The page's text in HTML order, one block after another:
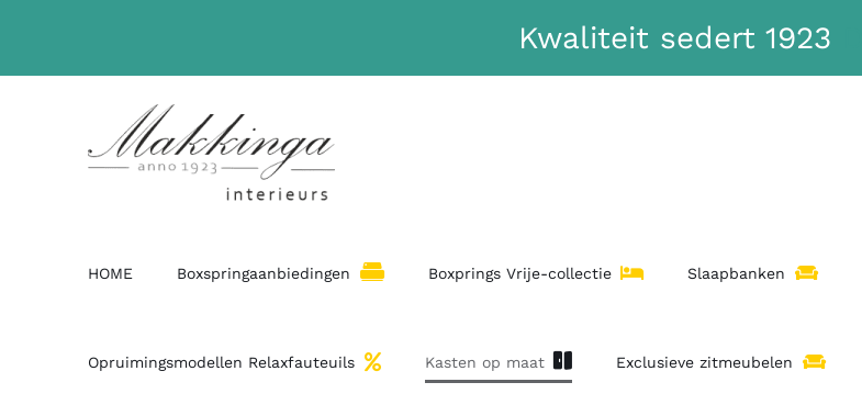
HOME Boxspringaanbiedingen Boxprings Vrije-collectie Slaapbanken
Opruimingsmodellen Relaxfauteuils Kasten op maat Exclusieve zitmeubelen
Kwaliteit sedert 1923